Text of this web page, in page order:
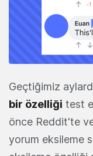
Geçtiğimiz
bir özelliği test
önce Reddit'te ve
yorum eksileme